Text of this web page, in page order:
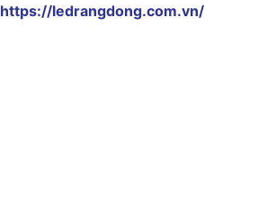
https://ledrangdong.com.vn/